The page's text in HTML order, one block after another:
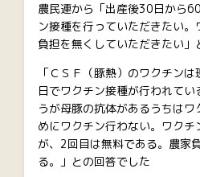
農民連から「出産後30日から
ン接種を行っていただきたい
負担を無くしていただきたい」
「ＣＳＦ（豚熱）のワクチン
日でワクチン接種が行われて
うが母豚の抗体があるうちは
めにワクチン行わない。ワク
が、2回目は無料である。農家
る。」との回答でした